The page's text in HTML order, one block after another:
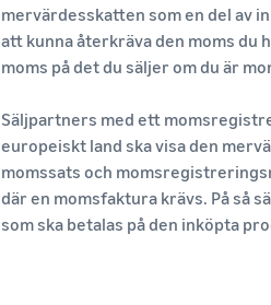
mervärdesskatten som en del av
att kunna återkräva den moms du
moms på det du säljer om du är
Säljpartners med ett
europeiskt land ska visa den
momssats och
där en momsfaktura krävs. På så
som ska betalas på den inköpta